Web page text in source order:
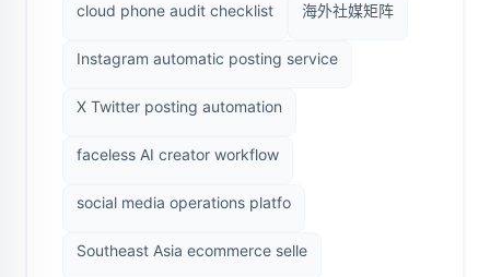
cloud phone audit checklist 海外社媒矩阵
Instagram automatic posting service
X Twitter posting automation
faceless AI creator workflow
social media operations platfo
Southeast Asia ecommerce selle